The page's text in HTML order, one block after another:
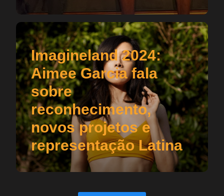
Imagineland 2024:
Aimee Garcia fala
sobre
reconhecimento,
novos projetos e
representação Latina